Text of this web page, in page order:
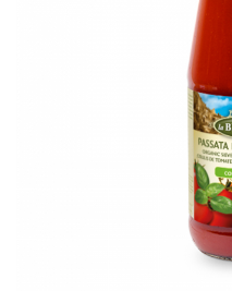
CREME ȘI PASTE TARTINABILE